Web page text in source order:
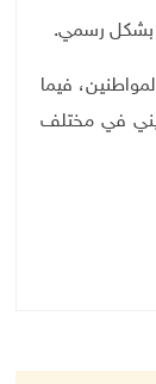
بشكل رسمي.
فيما
في مختلف